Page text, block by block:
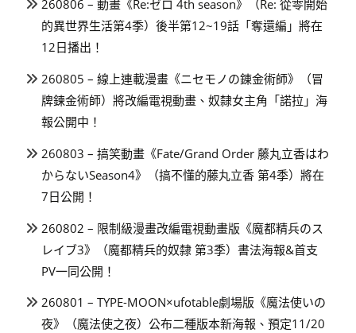
260806 – 動畫《Re:ゼロ 4th season》（Re: 從零開始
的異世界生活第4季）後半第12~19話「奪還編」將在
12日播出！
260805 – 線上連載漫畫《ニセモノの錬金術師》（冒
牌鍊金術師）將改編電視動畫、奴隸女主角「諾拉」海
報公開中！
260803 – 搞笑動畫《Fate/Grand Order 藤丸立香はわ
からないSeason4》（搞不懂的藤丸立香 第4季）將在
7日公開！
260802 – 限制級漫畫改編電視動畫版《魔都精兵のス
レイブ3》（魔都精兵的奴隸 第3季）書法海報&首支
PV一同公開！
260801 – TYPE-MOON×ufotable劇場版《魔法使いの
夜》（魔法使之夜）公布二種版本新海報、預定11/20